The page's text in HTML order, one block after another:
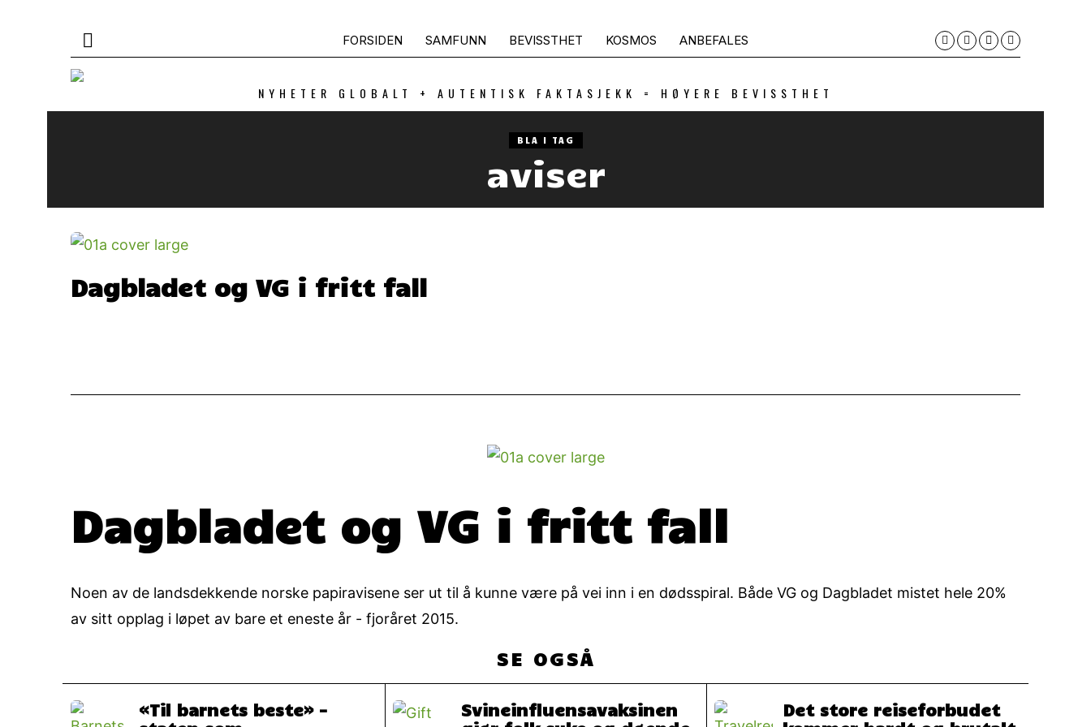
FORSIDEN SAMFUNN BEVISSTHET KOSMOS ANBEFALES
NYHETER GLOBALT + AUTENTISK FAKTASJEKK = HØYERE BEVISSTHET
BLA I TAG
aviser
Dagbladet og VG i fritt fall
Dagbladet og VG i fritt fall
Noen av de landsdekkende norske papiravisene ser ut til å kunne være på vei inn i en dødsspiral. Både VG og Dagbladet mistet hele 20%
av sitt opplag i løpet av bare et eneste år - fjoråret 2015.
SE OGSÅ
«Til barnets beste» –
Svineinfluensavaksinen
Det store reiseforbudet